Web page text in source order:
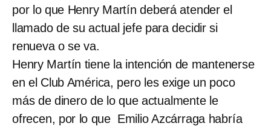
por lo que Henry Martín deberá atender el
llamado de su actual jefe para decidir si
renueva o se va.
Henry Martín tiene la intención de mantenerse
en el Club América, pero les exige un poco
más de dinero de lo que actualmente le
ofrecen, por lo que Emilio Azcárraga habría